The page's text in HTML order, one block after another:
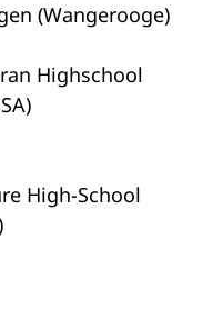
(Wangerooge)
Highschool
High-School